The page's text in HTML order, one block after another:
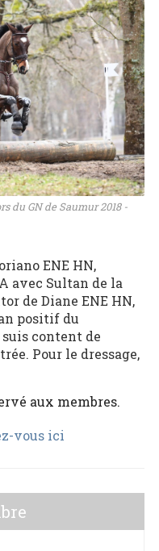
du GN de Saumur 2018 -
ENE HN,
avec Sultan de la
de Diane ENE HN,
positif du
content de
Pour le dressage,
aux membres.
vous ici